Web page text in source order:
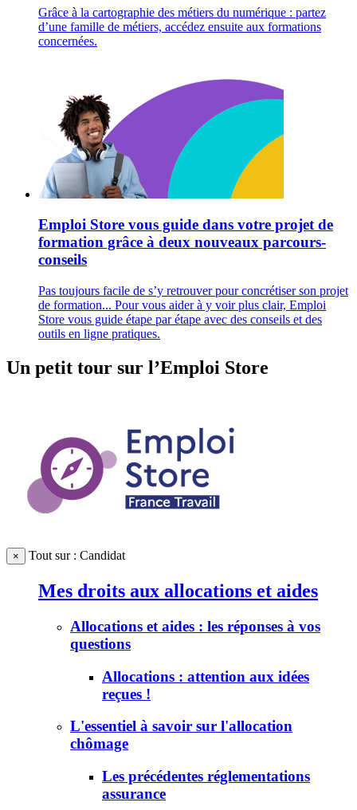
Grâce à la cartographie des métiers du numérique : partez
d’une famille de métiers, accédez ensuite aux formations
concernées.
Emploi Store vous guide dans votre projet de
formation grâce à deux nouveaux parcours-
conseils
Pas toujours facile de s’y retrouver pour concrétiser son projet
de formation... Pour vous aider à y voir plus clair, Emploi
Store vous guide étape par étape avec des conseils et des
outils en ligne pratiques.
Un petit tour sur l’Emploi Store
× Tout sur : Candidat
Mes droits aux allocations et aides
Allocations et aides : les réponses à vos
questions
Allocations : attention aux idées
reçues !
L'essentiel à savoir sur l'allocation
chômage
Les précédentes réglementations
assurance